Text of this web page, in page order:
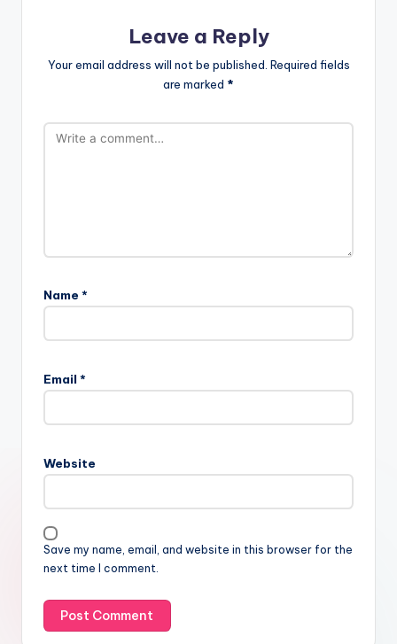
Leave a Reply
Your email address will not be published. Required fields
are marked *
Name *
Email *
Website
Save my name, email, and website in this browser for the
next time I comment.